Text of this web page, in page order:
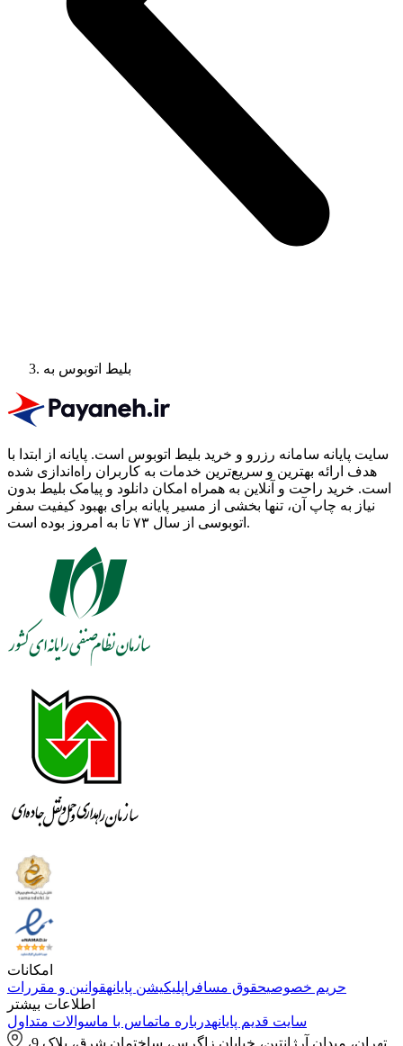
بلیط اتوبوس به
سایت پایانه سامانه رزرو و خرید بلیط اتوبوس است. پایانه از ابتدا با
هدف ارائه بهترین و سریع‌ترین خدمات به کاربران راه‌اندازی شده
است. خرید راحت و آنلاین به همراه امکان دانلود و پیامک بلیط بدون
نیاز به چاپ آن، تنها بخشی از مسیر پایانه برای بهبود کیفیت سفر
اتوبوسی از سال ۷۳ تا به امروز بوده است.
امکانات
حریم خصوصیحقوق مسافر اپلیکیشن پایانهقوانین و مقررات
اطلاعات بیشتر
سایت قدیم پایانهدرباره ماتماس با ماسوالات متداول